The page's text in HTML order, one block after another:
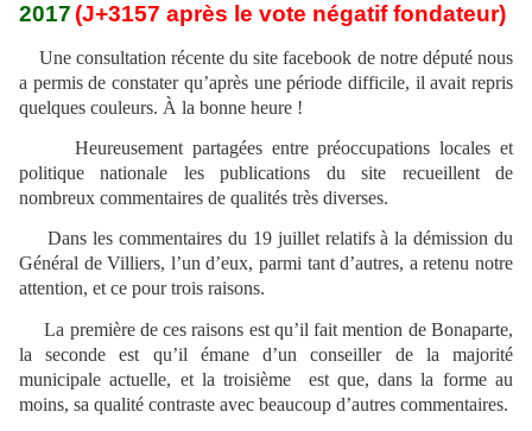
2017 (J+3157 après le vote négatif fondateur)
Une consultation récente du site facebook de notre député nous
a permis de constater qu’après une période difficile, il avait repris
quelques couleurs. À la bonne heure !
Heureusement partagées entre préoccupations locales et
politique nationale les publications du site recueillent de
nombreux commentaires de qualités très diverses.
Dans les commentaires du 19 juillet relatifs à la démission du
Général de Villiers, l’un d’eux, parmi tant d’autres, a retenu notre
attention, et ce pour trois raisons.
La première de ces raisons est qu’il fait mention de Bonaparte,
la seconde est qu’il émane d’un conseiller de la majorité
municipale actuelle, et la troisième est que, dans la forme au
moins, sa qualité contraste avec beaucoup d’autres commentaires.